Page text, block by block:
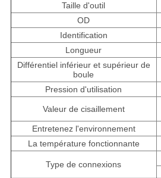
Taille d'outil
OD
Identification
Longueur
Différentiel inférieur et supérieur de
boule
Pression d'utilisation
Valeur de cisaillement
Entretenez l'environnement
La température fonctionnante
Type de connexions